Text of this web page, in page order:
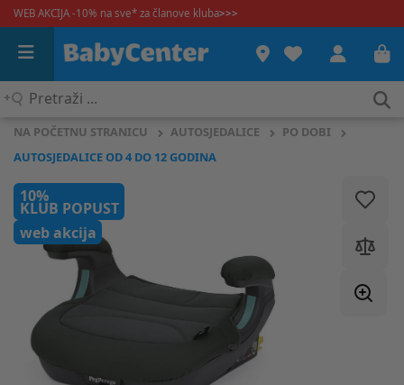
WEB AKCIJA -10% na sve* za članove kluba>>>
Pretraži
NA POČETNU STRANICU AUTOSJEDALICE
PO DOBI
AUTOSJEDALICE OD 4 DO 12 GODINA
10%
KLUB POPUST
web akcija